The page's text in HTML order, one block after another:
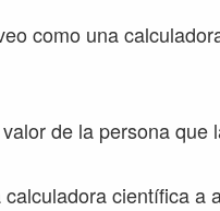
como una
de la persona que
científica a